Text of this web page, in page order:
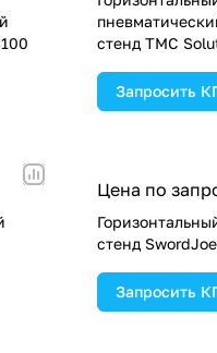
стенд TMC
Запросить
Цена по
стенд
Запросить